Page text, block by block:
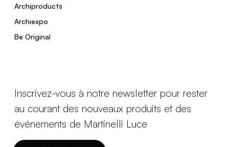
Archiproducts
Archiexpo
Be Original
Inscrivez-vous à notre newsletter pour rester
au courant des nouveaux produits et des
événements de Martinelli Luce